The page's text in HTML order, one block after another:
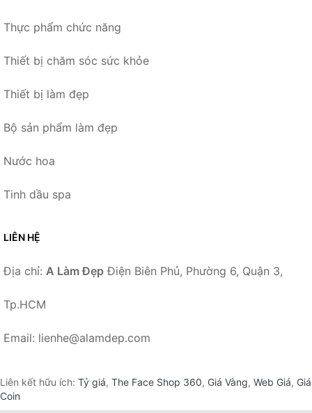
Thực phẩm chức năng
Thiết bị chăm sóc sức khỏe
Thiết bị làm đẹp
Bộ sản phẩm làm đẹp
Nước hoa
Tinh dầu spa
LIÊN HỆ
Địa chỉ: A Làm Đẹp Điện Biên Phủ, Phường 6, Quận 3,
Tp.HCM
Email: lienhe@alamdep.com
Liên kết hữu ích: Tỷ giá, The Face Shop 360, Giá Vàng, Web Giá, Giá
Coin